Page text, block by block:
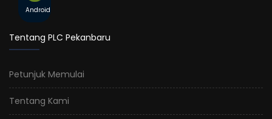
Android
Tentang PLC Pekanbaru
Petunjuk Memulai
Tentang Kami